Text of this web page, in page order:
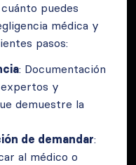
puedes
médica y
pasos:
: Documentación
y
demuestre la
de demandar:
al médico o